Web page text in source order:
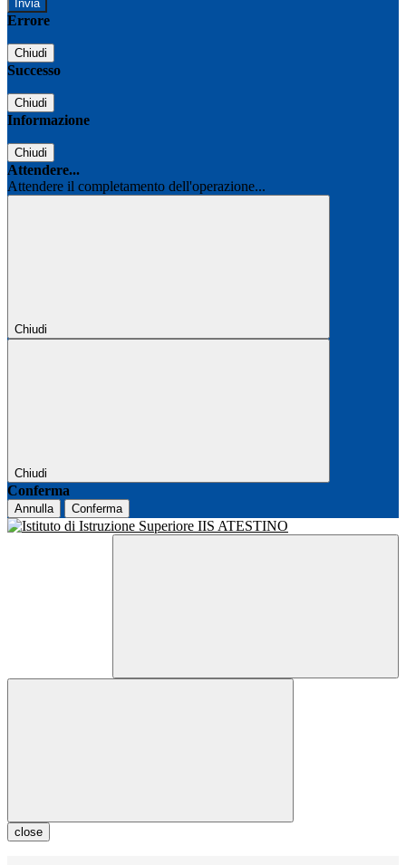
Errore
Chiudi
Successo
Chiudi
Informazione
Chiudi
Attendere...
Attendere il completamento dell'operazione...
Chiudi
Chiudi
Conferma
Annulla Conferma
close